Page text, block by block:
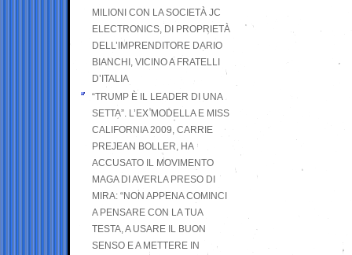
MILIONI CON LA SOCIETÀ JC
ELECTRONICS, DI PROPRIETÀ
DELL’IMPRENDITORE DARIO
BIANCHI, VICINO A FRATELLI
D’ITALIA
“TRUMP È IL LEADER DI UNA
SETTA”. L’EX MODELLA E MISS
CALIFORNIA 2009, CARRIE
PREJEAN BOLLER, HA
ACCUSATO IL MOVIMENTO
MAGA DI AVERLA PRESO DI
MIRA: “NON APPENA COMINCI
A PENSARE CON LA TUA
TESTA, A USARE IL BUON
SENSO E A METTERE IN